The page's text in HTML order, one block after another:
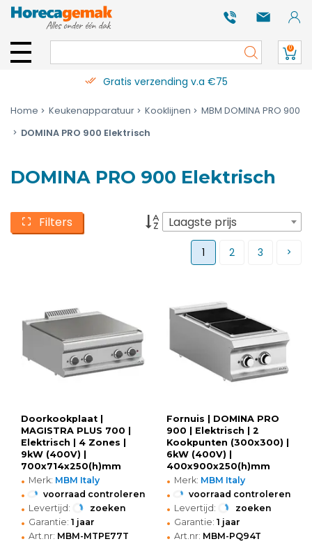
0
Gratis verzending v.a €75
Home Keukenapparatuur Kooklijnen
MBM DOMINA PRO 900
DOMINA PRO 900 Elektrisch
DOMINA PRO 900 Elektrisch
Filters Laagste prijs
1 2 3
Doorkookplaat |
MAGISTRA PLUS 700 |
Elektrisch | 4 Zones |
9kW (400V) |
700x714x250(h)mm
• Merk: MBM Italy
• voorraad controleren
• Levertijd: zoeken
• Garantie: 1 jaar
• Art.nr: MBM-MTPE77T
Fornuis | DOMINA PRO
900 | Elektrisch | 2
Kookpunten (300x300) |
6kW (400V) |
400x900x250(h)mm
• Merk: MBM Italy
• voorraad controleren
• Levertijd: zoeken
• Garantie: 1 jaar
• Art.nr: MBM-PQ94T